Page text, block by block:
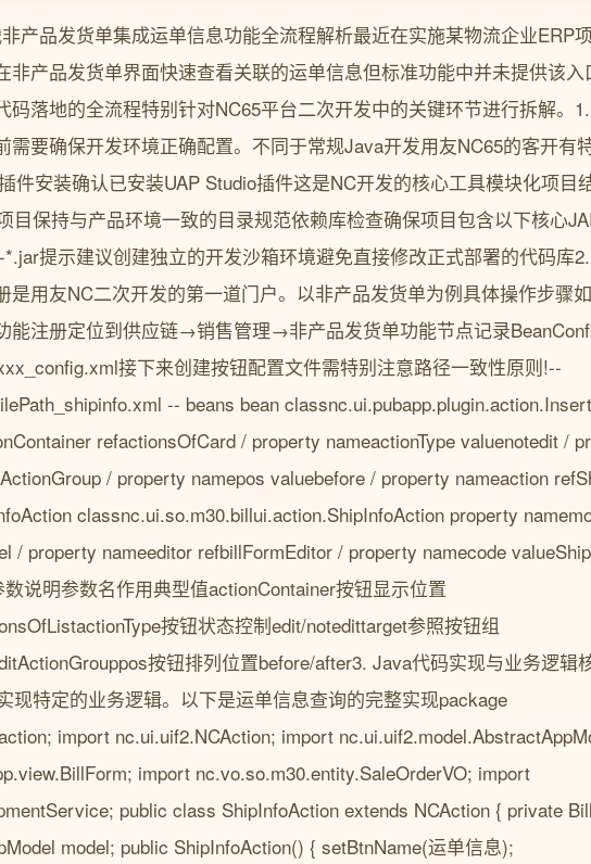
产品发货单集成运单信息功能全流程解析最近在实施某物流企业ERP
非产品发货单界面快速查看关联的运单信息但标准功能中并未提供该
码落地的全流程特别针对NC65平台二次开发中的关键环节进行拆解。
需要确保开发环境正确配置。不同于常规Java开发用友NC65的客开有
件安装确认已安装UAP Studio插件这是NC开发的核心工具模块化项目
目保持与产品环境一致的目录规范依赖库检查确保项目包含以下核心
提示建议创建独立的开发沙箱环境避免直接修改正式部署的代码库
是用友NC二次开发的第一道门户。以非产品发货单为例具体操作步骤
注册定位到供应链→销售管理→非产品发货单功能节点记录
接下来创建按钮配置文件需特别注意路径一致性原则!--
-- beans bean
refactionsOfCard / property nameactionType valuenotedit /
/ property namepos valuebefore / property nameaction
classnc.ui.so.m30.billui.action.ShipInfoAction property
/ property nameeditor refbillFormEditor / property namecode
说明参数名作用典型值actionContainer按钮显示位置
按钮状态控制edit/notedittarget参照按钮组
按钮排列位置before/after3. Java代码实现与业务逻辑
现特定的业务逻辑。以下是运单信息查询的完整实现package
import nc.ui.uif2.NCAction; import
import nc.vo.so.m30.entity.SaleOrderVO; import
public class ShipInfoAction extends NCAction { private
model; public ShipInfoAction() { setBtnName(运单信息);